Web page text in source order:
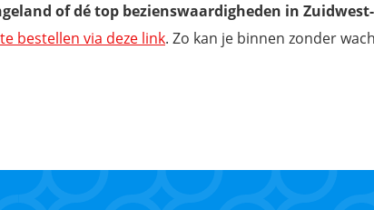
of dé top bezienswaardigheden in
bestellen via deze link. Zo kan je binnen zonder